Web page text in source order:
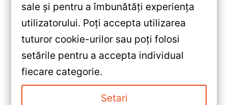
«Navigație Auto Teyes X1 9″ IPS
(Lexus ES 2013-2018) 2+32GB
— Caracteristici, Păreri & Preț
Actualizat
»
Navigatie Auto Teyes X1 4G
Lexus ES 2013-2018 2+32GB 9″
sale și pentru a îmbunătăți experiența
utilizatorului. Poți accepta utilizarea
tuturor cookie-urilor sau poți folosi
setările pentru a accepta individual
fiecare categorie.
Setari